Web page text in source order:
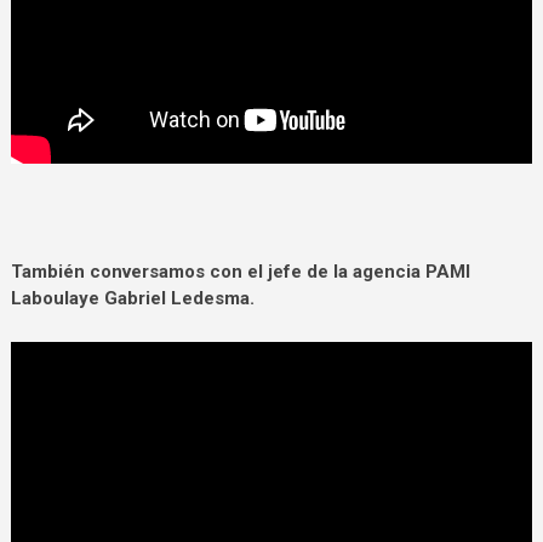
También conversamos con el jefe de la agencia PAMI
Laboulaye Gabriel Ledesma.